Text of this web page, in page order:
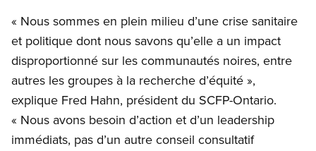
« Nous sommes en plein milieu d’une crise sanitaire
et politique dont nous savons qu’elle a un impact
disproportionné sur les communautés noires, entre
autres les groupes à la recherche d’équité »,
explique Fred Hahn, président du SCFP-Ontario.
« Nous avons besoin d’action et d’un leadership
immédiats, pas d’un autre conseil consultatif